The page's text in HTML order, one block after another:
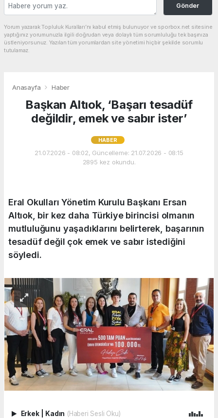
Gönder
Yorum yazarak Topluluk Kuralları’nı kabul etmiş bulunuyor ve sporbox.net sitesine
yaptığınız yorumunuzla ilgili doğrudan veya dolaylı tüm sorumluluğu tek başınıza
üstleniyorsunuz. Yazılan tüm yorumlardan site yönetimi hiçbir şekilde sorumlu
tutulamaz.
Anasayfa Haber
Başkan Altıok, ‘Başarı tesadüf
değildir, emek ve sabır ister’
HABER
21.07.2026 - 08:02, Güncelleme: 21.07.2026 - 08:15
2895 kez okundu.
Eral Okulları Yönetim Kurulu Başkanı Ersan
Altıok, bir kez daha Türkiye birincisi olmanın
mutluluğunu yaşadıklarını belirterek, başarının
tesadüf değil çok emek ve sabır istediğini
söyledi.
Erkek Kadın (Haberi Sesli Oku)